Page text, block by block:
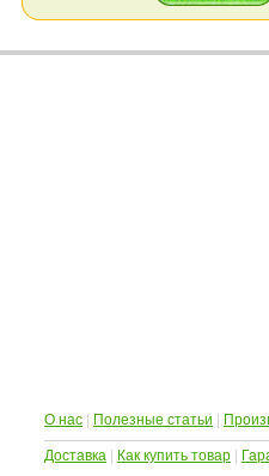
О нас Полезные статьи
Доставка Как купить товар